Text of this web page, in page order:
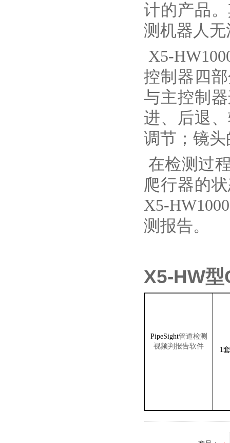
计的产品
测机器人
X5-
控制器四
与主控制
进、后退
调节；镜
在检测过
爬行器的
X5-
测报告。
X5-HW
PipeSight管道检测
视频判报告软件 1套